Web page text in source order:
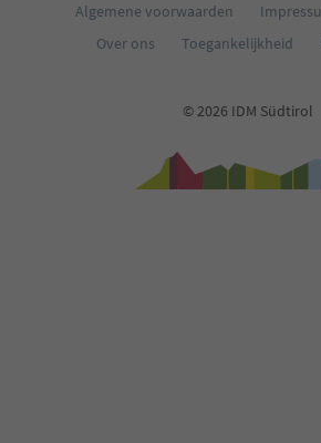
Algemene voorwaarden
Over ons
Toegankelijkheid
© 2026 IDM Südtirol